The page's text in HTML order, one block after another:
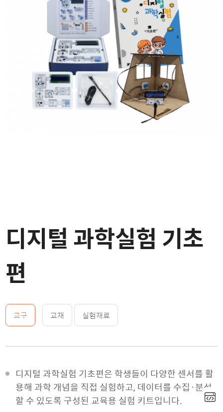
디지털 과학실험 기초
편
교구 교재 실험재료
디지털 과학실험 기초편은 학생들이 다양한 센서를 활
용해 과학 개념을 직접 실험하고, 데이터를 수집·분석
할 수 있도록 구성된 교육용 실험 키트입니다.